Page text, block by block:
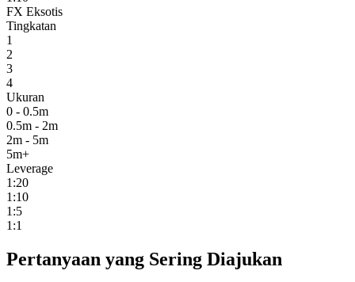
FX Eksotis
Tingkatan
1
2
3
4
Ukuran
0 - 0.5m
0.5m - 2m
2m - 5m
5m+
Leverage
1:20
1:10
1:5
1:1
Pertanyaan yang Sering Diajukan